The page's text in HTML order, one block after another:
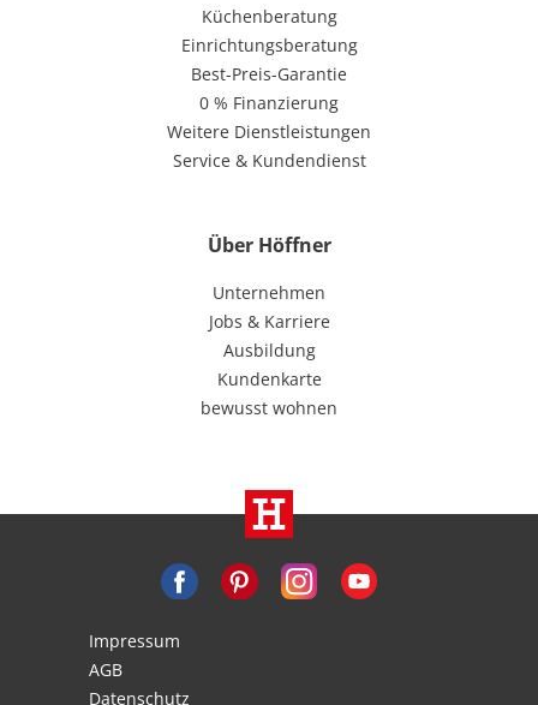
Küchenberatung
Einrichtungsberatung
Best-Preis-Garantie
0 % Finanzierung
Weitere Dienstleistungen
Service & Kundendienst
Über Höffner
Unternehmen
Jobs & Karriere
Ausbildung
Kundenkarte
bewusst wohnen
Impressum
AGB
Datenschutz